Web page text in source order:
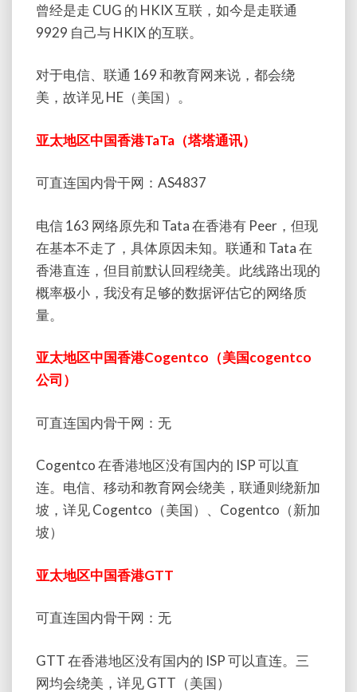
曾经是走 CUG 的 HKIX 互联，如今是走联通
9929 自己与 HKIX 的互联。
对于电信、联通 169 和教育网来说，都会绕
美，故详见 HE（美国）。
亚太地区中国香港TaTa（塔塔通讯）
可直连国内骨干网：AS4837
电信 163 网络原先和 Tata 在香港有 Peer，但现
在基本不走了，具体原因未知。联通和 Tata 在
香港直连，但目前默认回程绕美。此线路出现的
概率极小，我没有足够的数据评估它的网络质
量。
亚太地区中国香港Cogentco（美国cogentco
公司）
可直连国内骨干网：无
Cogentco 在香港地区没有国内的 ISP 可以直
连。电信、移动和教育网会绕美，联通则绕新加
坡，详见 Cogentco（美国）、Cogentco（新加
坡）
亚太地区中国香港GTT
可直连国内骨干网：无
GTT 在香港地区没有国内的 ISP 可以直连。三
网均会绕美，详见 GTT（美国）